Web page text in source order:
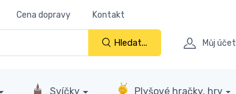
Cena dopravy Kontakt
Hledat... Můj účet
Svíčky Plyšové hračky, hry